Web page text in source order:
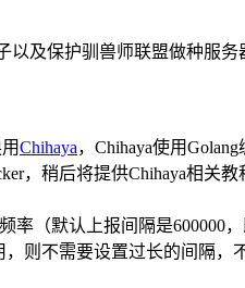
以及保护驯兽师联盟做种服
Chihaya，Chihaya使用
，稍后将提供Chihaya相关教
率（默认上报间隔是600000
则不需要设置过长的间隔，